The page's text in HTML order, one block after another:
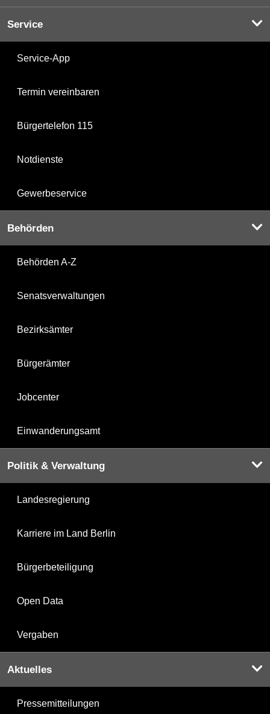
Service
Service-App
Termin vereinbaren
Bürgertelefon 115
Notdienste
Gewerbeservice
Behörden
Behörden A-Z
Senatsverwaltungen
Bezirksämter
Bürgerämter
Jobcenter
Einwanderungsamt
Politik & Verwaltung
Landesregierung
Karriere im Land Berlin
Bürgerbeteiligung
Open Data
Vergaben
Aktuelles
Pressemitteilungen